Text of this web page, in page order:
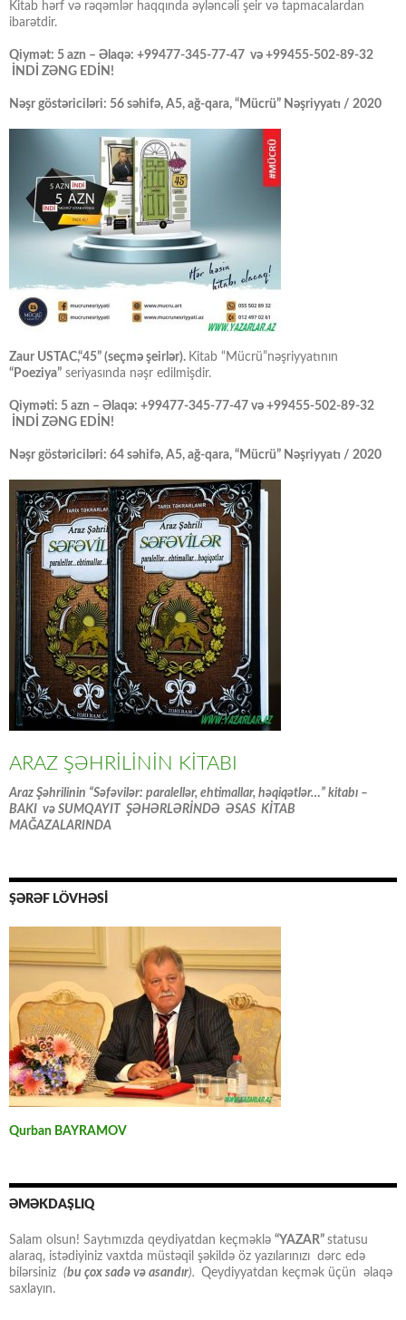
Kitab hərf və rəqəmlər haqqında əyləncəli şeir və tapmacalardan
ibarətdir.
Qiymət: 5 azn – Əlaqə: +99477-345-77-47 və +99455-502-89-32
İNDİ ZƏNG EDİN!
Nəşr göstəriciləri: 56 səhifə, A5, ağ-qara, “Mücrü” Nəşriyyatı / 2020
Zaur USTAC,“45” (seçmə şeirlər). Kitab “Mücrü”nəşriyyatının
“Poeziya” seriyasında nəşr edilmişdir.
Qiyməti: 5 azn – Əlaqə: +99477-345-77-47 və +99455-502-89-32
İNDİ ZƏNG EDİN!
Nəşr göstəriciləri: 64 səhifə, A5, ağ-qara, “Mücrü” Nəşriyyatı / 2020
ARAZ ŞƏHRİLİNİN KİTABI
Araz Şəhrilinin “Səfəvilər: paralellər, ehtimallar, həqiqətlər…” kitabı –
BAKI və SUMQAYIT ŞƏHƏRLƏRİNDƏ ƏSAS KİTAB
MAĞAZALARINDA
ŞƏRƏF LÖVHƏSİ
Qurban BAYRAMOV
ƏMƏKDAŞLIQ
Salam olsun! Saytımızda qeydiyatdan keçməklə “YAZAR” statusu
alaraq, istədiyiniz vaxtda müstəqil şəkildə öz yazılarınızı dərc edə
bilərsiniz (bu çox sadə və asandır). Qeydiyyatdan keçmək üçün əlaqə
saxlayın.